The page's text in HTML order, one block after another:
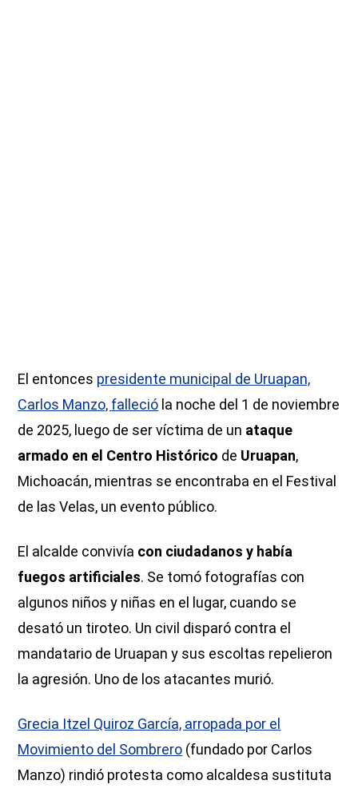
El entonces presidente municipal de Uruapan,
Carlos Manzo, falleció la noche del 1 de noviembre
de 2025, luego de ser víctima de un ataque
armado en el Centro Histórico de Uruapan,
Michoacán, mientras se encontraba en el Festival
de las Velas, un evento público.
El alcalde convivía con ciudadanos y había
fuegos artificiales. Se tomó fotografías con
algunos niños y niñas en el lugar, cuando se
desató un tiroteo. Un civil disparó contra el
mandatario de Uruapan y sus escoltas repelieron
la agresión. Uno de los atacantes murió.
Grecia Itzel Quiroz García, arropada por el
Movimiento del Sombrero (fundado por Carlos
Manzo) rindió protesta como alcaldesa sustituta